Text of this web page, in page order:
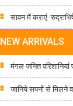
सावन में कराएं
NEW ARRIVALS
मंगल जनित परिशानियां
जानिये सपनों से मिलने